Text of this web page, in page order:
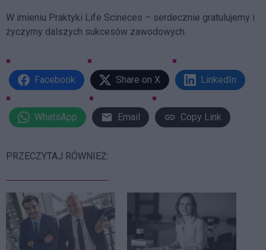
W imieniu Praktyki Life Scineces – serdecznie gratulujemy i
życzymy dalszych sukcesów zawodowych.
Facebook Share on X LinkedIn
WhatsApp Email Copy Link
PRZECZYTAJ RÓWNIEŻ: